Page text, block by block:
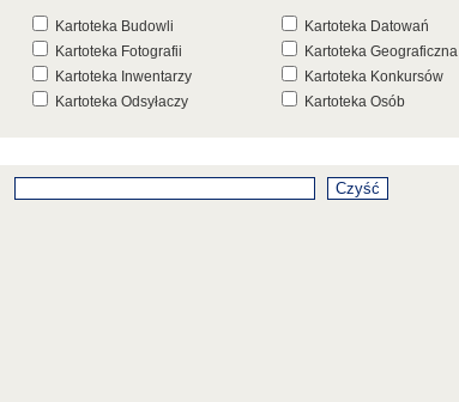
Kartoteka Budowli
Kartoteka Datowań
Kartoteka Fotografii
Kartoteka Geograficzna
Kartoteka Inwentarzy
Kartoteka Konkursów
Kartoteka Odsyłaczy
Kartoteka Osób
Kartoteka Wydarzeń Inwentarza
Kartoteka Wystaw
Kartoteka Znaków, Stempli i Punc Kartoteka Źródeł